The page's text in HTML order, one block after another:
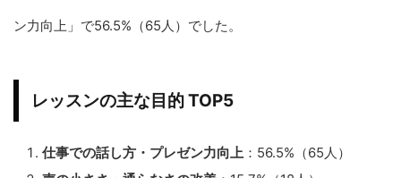
ン力向上」で56.5%（65人）でした。
レッスンの主な目的 TOP5
仕事での話し方・プレゼン力向上 ：56.5%（65人）